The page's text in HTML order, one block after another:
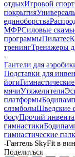
отдыхИгровой спорт
покрытия
единоборства
МФРСиловые
программыПилатес
тренингТренажеры
-
Гантели для
Подставки для
йоги
мячиУтяжелители
платформы
слэмболыШведские
босуПрочий
гимнастики
гимнастические
-Гантель SkyFit в
Поделиться